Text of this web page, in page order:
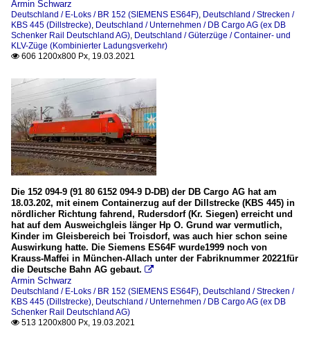
Armin Schwarz
Deutschland / E-Loks / BR 152 (SIEMENS ES64F) Deutschland / Strecken /
KBS 445 (Dillstrecke) Deutschland / Unternehmen / DB Cargo AG (ex DB
Schenker Rail Deutschland AG) Deutschland / Güterzüge / Container- und
KLV-Züge (Kombinierter Ladungsverkehr)
 606 1200x800 Px, 19.03.2021
Die 152 094-9 (91 80 6152 094-9 D-DB) der DB Cargo AG hat am
18.03.202, mit einem Containerzug auf der Dillstrecke (KBS 445) in
nördlicher Richtung fahrend, Rudersdorf (Kr. Siegen) erreicht und
hat auf dem Ausweichgleis länger Hp O. Grund war vermutlich,
Kinder im Gleisbereich bei Troisdorf, was auch hier schon seine
Auswirkung hatte. Die Siemens ES64F wurde1999 noch von
Krauss-Maffei in München-Allach unter der Fabriknummer 20221für
die Deutsche Bahn AG gebaut. 
Armin Schwarz
Deutschland / E-Loks / BR 152 (SIEMENS ES64F) Deutschland / Strecken /
KBS 445 (Dillstrecke) Deutschland / Unternehmen / DB Cargo AG (ex DB
Schenker Rail Deutschland AG)
 513 1200x800 Px, 19.03.2021